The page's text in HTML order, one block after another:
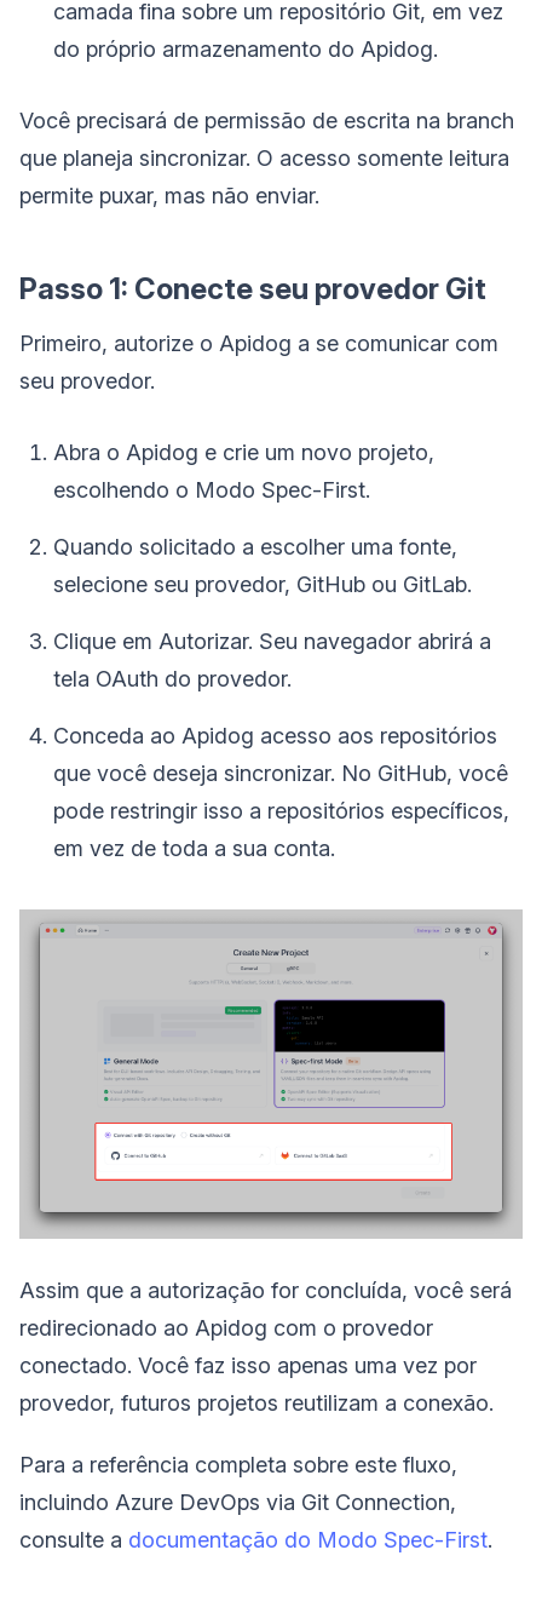
camada fina sobre um repositório Git, em vez
do próprio armazenamento do Apidog.
Você precisará de permissão de escrita na branch
que planeja sincronizar. O acesso somente leitura
permite puxar, mas não enviar.
Passo 1: Conecte seu provedor Git
Primeiro, autorize o Apidog a se comunicar com
seu provedor.
Abra o Apidog e crie um novo projeto,
escolhendo o Modo Spec-First.
Quando solicitado a escolher uma fonte,
selecione seu provedor, GitHub ou GitLab.
Clique em Autorizar. Seu navegador abrirá a
tela OAuth do provedor.
Conceda ao Apidog acesso aos repositórios
que você deseja sincronizar. No GitHub, você
pode restringir isso a repositórios específicos,
em vez de toda a sua conta.
Assim que a autorização for concluída, você será
redirecionado ao Apidog com o provedor
conectado. Você faz isso apenas uma vez por
provedor, futuros projetos reutilizam a conexão.
Para a referência completa sobre este fluxo,
incluindo Azure DevOps via Git Connection,
consulte a documentação do Modo Spec-First.